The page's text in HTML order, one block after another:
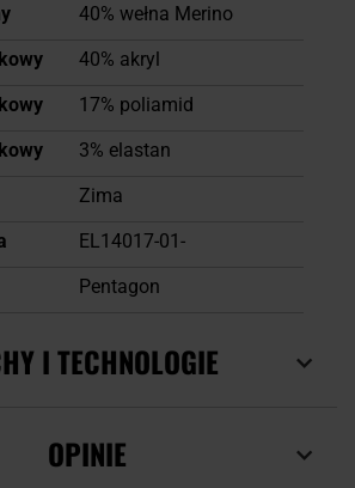
40% wełna Merino
40% akryl
17% poliamid
3% elastan
Zima
EL14017-01-
Pentagon
I TECHNOLOGIE
OPINIE